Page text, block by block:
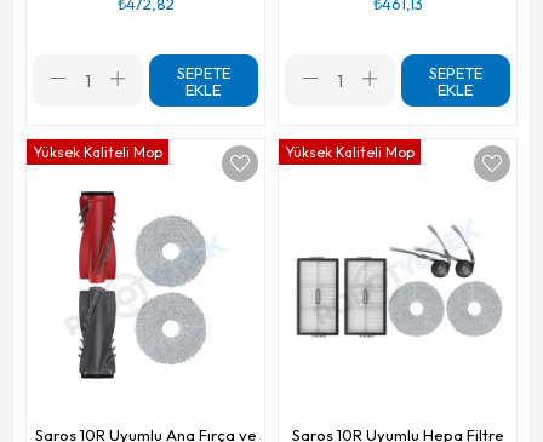
SEPETE
EKLE
SEPETE
EKLE
Saros 10R Uyumlu Ana Fırça ve
Yüksek Kaliteli Mop
Saros 10R Uyumlu Hepa Filtre
Yüksek Kaliteli Mop